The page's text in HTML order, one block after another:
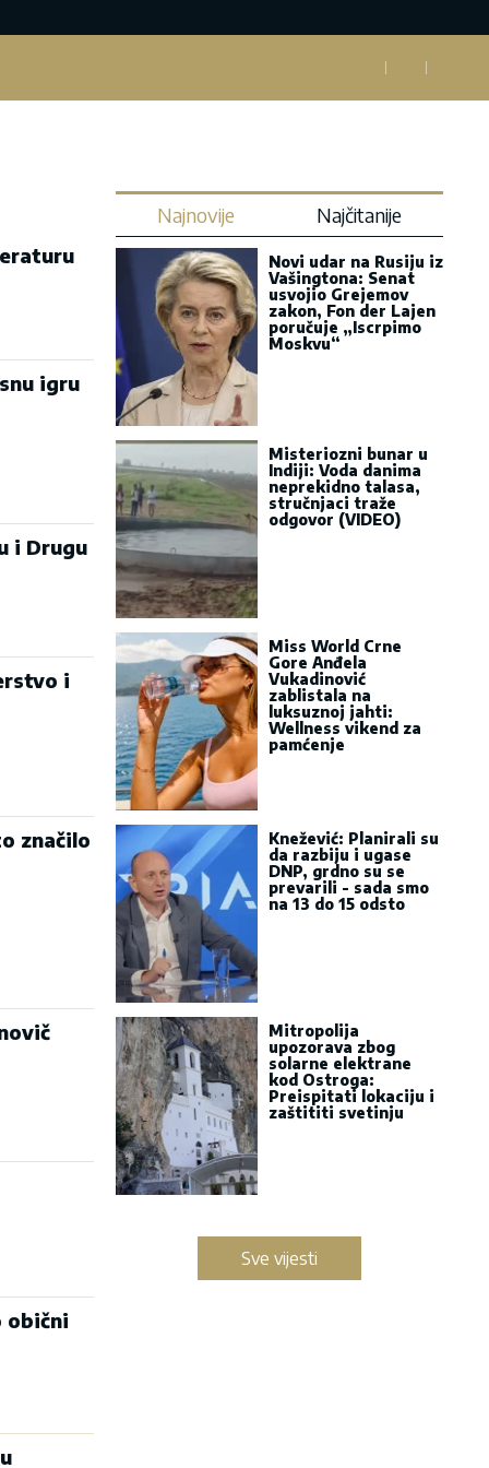
igru
i Drugu
i
značilo
obični
Najnovije Najčitanije
Novi udar na Rusiju iz
Vašingtona: Senat
usvojio Grejemov
zakon, Fon der Lajen
poručuje „Iscrpimo
Moskvu“
Misteriozni bunar u
Indiji: Voda danima
neprekidno talasa,
stručnjaci traže
odgovor (VIDEO)
Miss World Crne
Gore Anđela
Vukadinović
zablistala na
luksuznoj jahti:
Wellness vikend za
pamćenje
Knežević: Planirali su
da razbiju i ugase
DNP, grdno su se
prevarili - sada smo
na 13 do 15 odsto
Mitropolija
upozorava zbog
solarne elektrane
kod Ostroga:
Preispitati lokaciju i
zaštititi svetinju
Sve vijesti